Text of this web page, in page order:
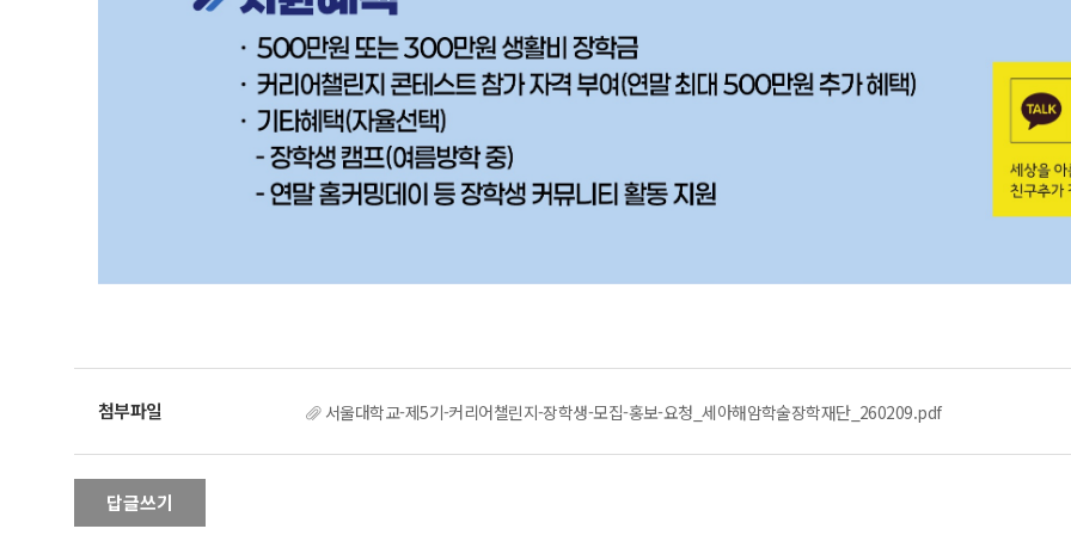
서울대학교-제5기-커리어챌린지-장학생-모집-홍보-요청_세아해암학술장학재단_260209.pdf
답글쓰기